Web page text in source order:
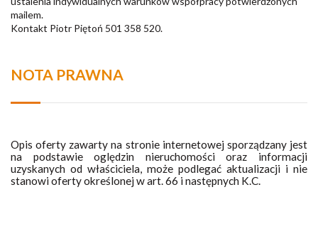
mailem.
Kontakt Piotr Piętoń 501 358 520.
NOTA PRAWNA
Opis oferty zawarty na stronie internetowej sporządzany jest
na podstawie oględzin nieruchomości oraz informacji
uzyskanych od właściciela, może podlegać aktualizacji i nie
stanowi oferty określonej w art. 66 i następnych K.C.